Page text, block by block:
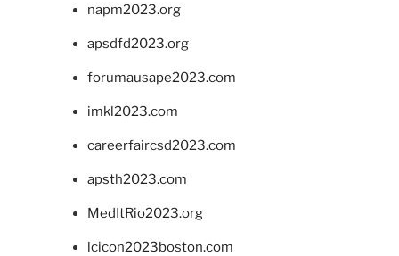
napm2023.org
apsdfd2023.org
forumausape2023.com
imkl2023.com
careerfaircsd2023.com
apsth2023.com
MedItRio2023.org
lcicon2023boston.com